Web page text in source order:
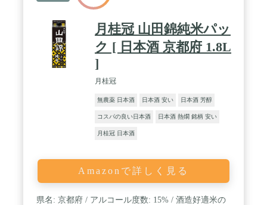
月桂冠 山田錦純米パッ
ク [ 日本酒 京都府 1.8L
]
月桂冠
無農薬 日本酒 日本酒 安い 日本酒 芳醇
コスパの良い日本酒 日本酒 熱燗 銘柄 安い
月桂冠 日本酒
Amazonで詳しく見る
県名: 京都府 / アルコール度数: 15% / 酒造好適米の